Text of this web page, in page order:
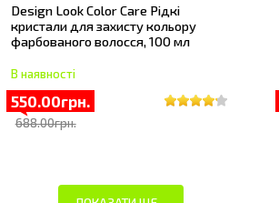
Design Look Color Care Рідкі
кристали для захисту кольору
фарбованого волосся, 100 мл
В наявності
550.00грн.
688.00грн.